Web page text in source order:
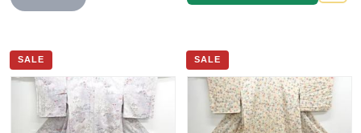
SALE SALE